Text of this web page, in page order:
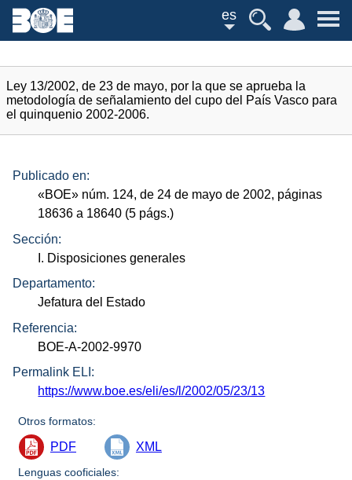
es
Ley 13/2002, de 23 de mayo, por la que se aprueba la
metodología de señalamiento del cupo del País Vasco para
el quinquenio 2002-2006.
Publicado en:
«BOE» núm. 124, de 24 de mayo de 2002, páginas
18636 a 18640 (5 págs.)
Sección:
I. Disposiciones generales
Departamento:
Jefatura del Estado
Referencia:
BOE-A-2002-9970
Permalink ELI:
https://www.boe.es/eli/es/l/2002/05/23/13
Otros formatos:
PDF XML
Lenguas cooficiales: